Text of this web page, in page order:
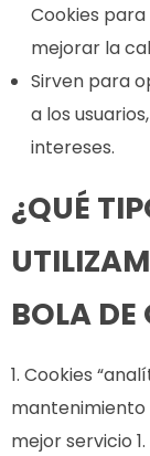
Cookies para
mejorar la
Sirven para
a los
intereses.
¿QUÉ
BOLA DE
Cookies
mantenimiento
mejor servicio 1.